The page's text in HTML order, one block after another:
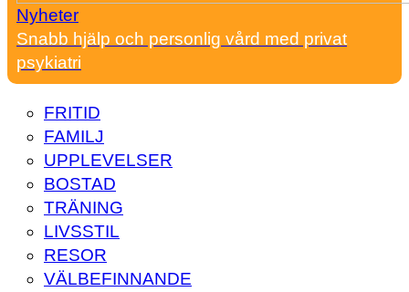
Nyheter
Snabb hjälp och personlig vård med privat
psykiatri
FRITID
FAMILJ
UPPLEVELSER
BOSTAD
TRÄNING
LIVSSTIL
RESOR
VÄLBEFINNANDE